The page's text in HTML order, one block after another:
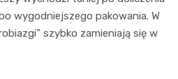
wygodniejszego pakowania. W
szybko zamieniają się w